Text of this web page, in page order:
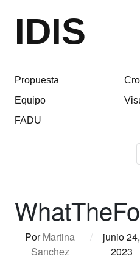
IDIS
Propuesta
Equipo
FADU
PorMartina
Sanchez
/
junio 24,
2023